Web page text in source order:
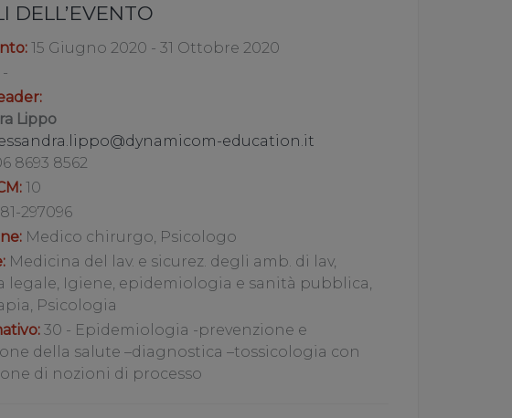
DELL’EVENTO
15 Giugno 2020 - 31 Ottobre 2020
-
Lippo
education.it
8693 8562
10
297096
Medico chirurgo, Psicologo
Medicina del lav. e sicurez. degli amb. di lav,
legale, Igiene, epidemiologia e sanità pubblica,
Psicologia
30 - Epidemiologia -prevenzione e
della salute –diagnostica –tossicologia con
di nozioni di processo